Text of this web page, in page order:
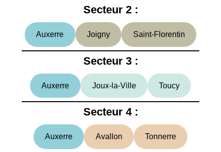
Secteur 2 :
Auxerre Joigny Saint-Florentin
Secteur 3 :
Auxerre Joux-la-Ville Toucy
Secteur 4 :
Auxerre Avallon Tonnerre